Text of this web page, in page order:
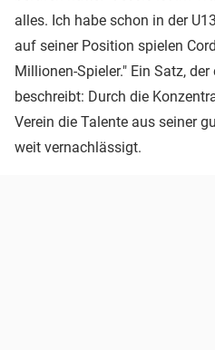
alles. Ich habe schon in der
auf seiner Position spielen
Millionen-Spieler." Ein Satz,
beschreibt: Durch die
Verein die Talente aus seiner
weit vernachlässigt.